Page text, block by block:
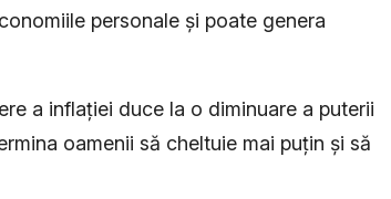
personale și poate genera
a inflației duce la o diminuare a puterii
oamenii să cheltuie mai puțin și să